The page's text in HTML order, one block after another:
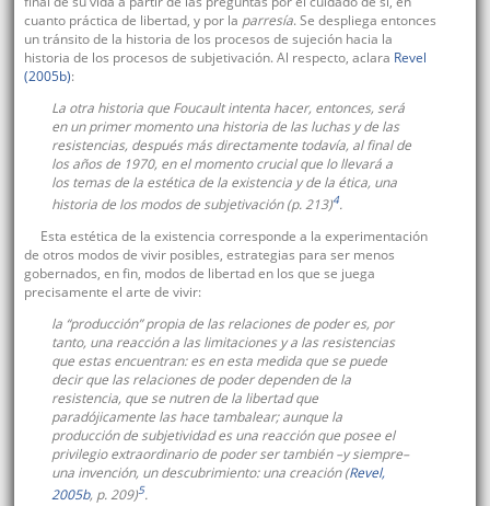
cuanto práctica de libertad, y por la parresía. Se despliega entonces
un tránsito de la historia de los procesos de sujeción hacia la
historia de los procesos de subjetivación. Al respecto, aclara Revel
(2005b):
La otra historia que Foucault intenta hacer, entonces, será
en un primer momento una historia de las luchas y de las
resistencias, después más directamente todavía, al final de
los años de 1970, en el momento crucial que lo llevará a
los temas de la estética de la existencia y de la ética, una
historia de los modos de subjetivación (p. 213)4.
Esta estética de la existencia corresponde a la experimentación
de otros modos de vivir posibles, estrategias para ser menos
gobernados, en fin, modos de libertad en los que se juega
precisamente el arte de vivir:
la “producción” propia de las relaciones de poder es, por
tanto, unareaccióna las limitaciones y a las resistencias
que estas encuentran: es en esta medida que se puede
decir que las relaciones de poder dependen de la
resistencia, que se nutren de la libertad que
paradójicamente las hace tambalear; aunque la
producción de subjetividad es una reacción que posee el
privilegio extraordinario de poder ser también –y siempre–
una invención, un descubrimiento: una creación (Revel,
2005b, p. 209)5.